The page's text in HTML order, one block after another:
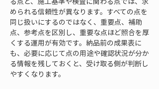
められる信頼性が異なります。すべての点を
同じ扱いにするのではなく、重要点、補助
点、参考点を区別し、重要な点ほど照合を厚
くする運用が有効です。納品前の成果表に
も、必要に応じて点の用途や確認状況が分か
る情報を残しておくと、受け取る側が判断し
やすくなります。